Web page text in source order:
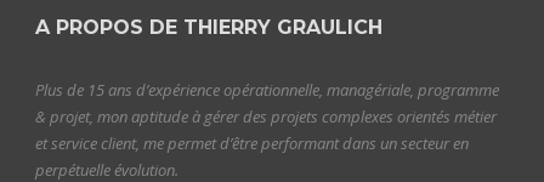
A PROPOS DE THIERRY GRAULICH
Plus de 15 ans d’expérience opérationnelle, managériale, programme
& projet, mon aptitude à gérer des projets complexes orientés métier
et service client, me permet d’être performant dans un secteur en
perpétuelle évolution.